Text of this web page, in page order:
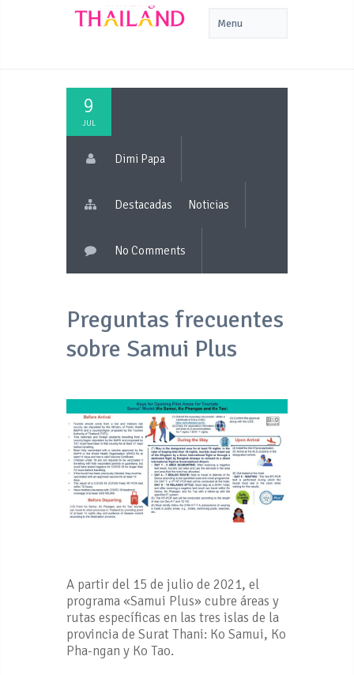
9
JUL
Dimi Papa
Destacadas Noticias
No Comments
Preguntas frecuentes
sobre Samui Plus
A partir del 15 de julio de 2021, el
programa «Samui Plus» cubre áreas y
rutas específicas en las tres islas de la
provincia de Surat Thani: Ko Samui, Ko
Pha-ngan y Ko Tao.